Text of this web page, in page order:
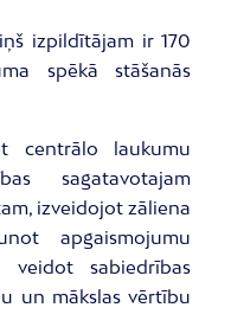
izpildītājam ir 170
spēkā stāšanās
centrālo laukumu
sagatavotajam
izveidojot zāliena
apgaismojumu
veidot sabiedrības
un mākslas vērtību